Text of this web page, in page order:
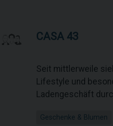
CASA 43
Seit mittlerweile
Lifestyle und
Ladengeschäft
Geschenke & Blumen